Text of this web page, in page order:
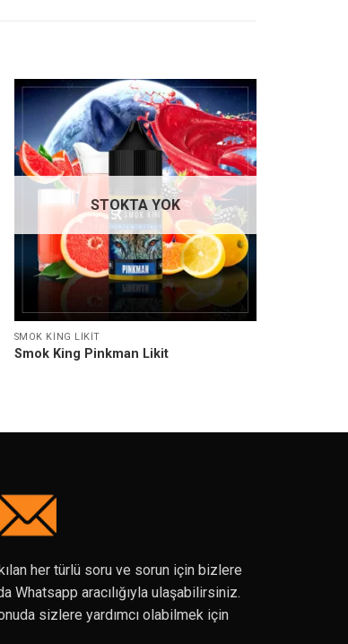
İstek
listene
ekle
STOKTA YOK
SMOK KING LIKIT
Smok King Pinkman Likit
her türlü soru ve sorun için bizlere
Whatsapp aracılığıyla ulaşabilirsiniz.
sizlere yardımcı olabilmek için